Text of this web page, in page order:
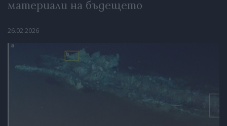
материали на бъдещето
26.02.2026